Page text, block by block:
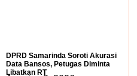
DPRD Samarinda Soroti Akurasi
Data Bansos, Petugas Diminta
Libatkan RT